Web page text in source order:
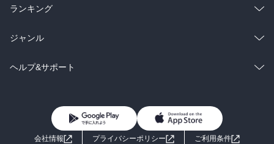
雑誌・グラビア
BL・TL
ラノベ
雑誌・グラビア
BL・TL
総合
ラノベ
雑誌・グラビア
ランキング
総合
ラノベ
ジャンル
コミック
ライトノベル 男子向けラノベ
ヘルプ&サポート
よくあるご質問 お問い合わせ
会社情報 プライバシーポリシー
ご利用条件